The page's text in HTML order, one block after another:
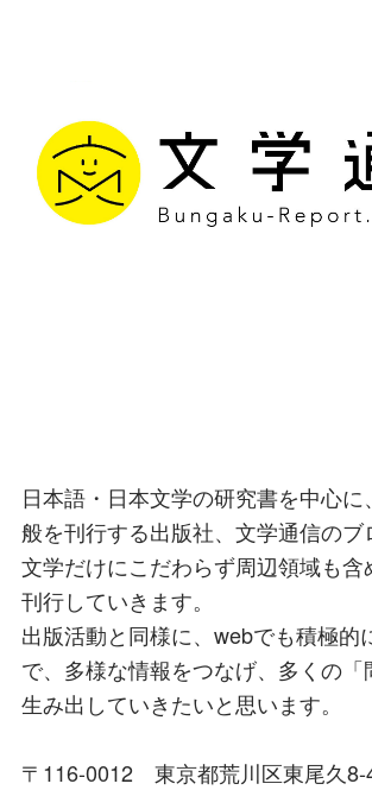
日本語・日本文学の研究書を中心に
般を刊行する出版社、文学通信のブ
文学だけにこだわらず周辺領域も含
刊行していきます。
出版活動と同様に、webでも積極的
で、多様な情報をつなげ、多くの「
生み出していきたいと思います。
〒116-0012 東京都荒川区東尾久